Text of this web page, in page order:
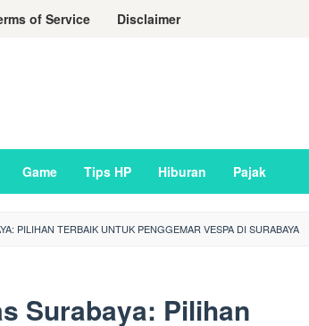
of Service Disclaimer
Game Tips HP Hiburan Pajak
PILIHAN TERBAIK UNTUK PENGGEMAR VESPA DI SURABAYA
Surabaya: Pilihan